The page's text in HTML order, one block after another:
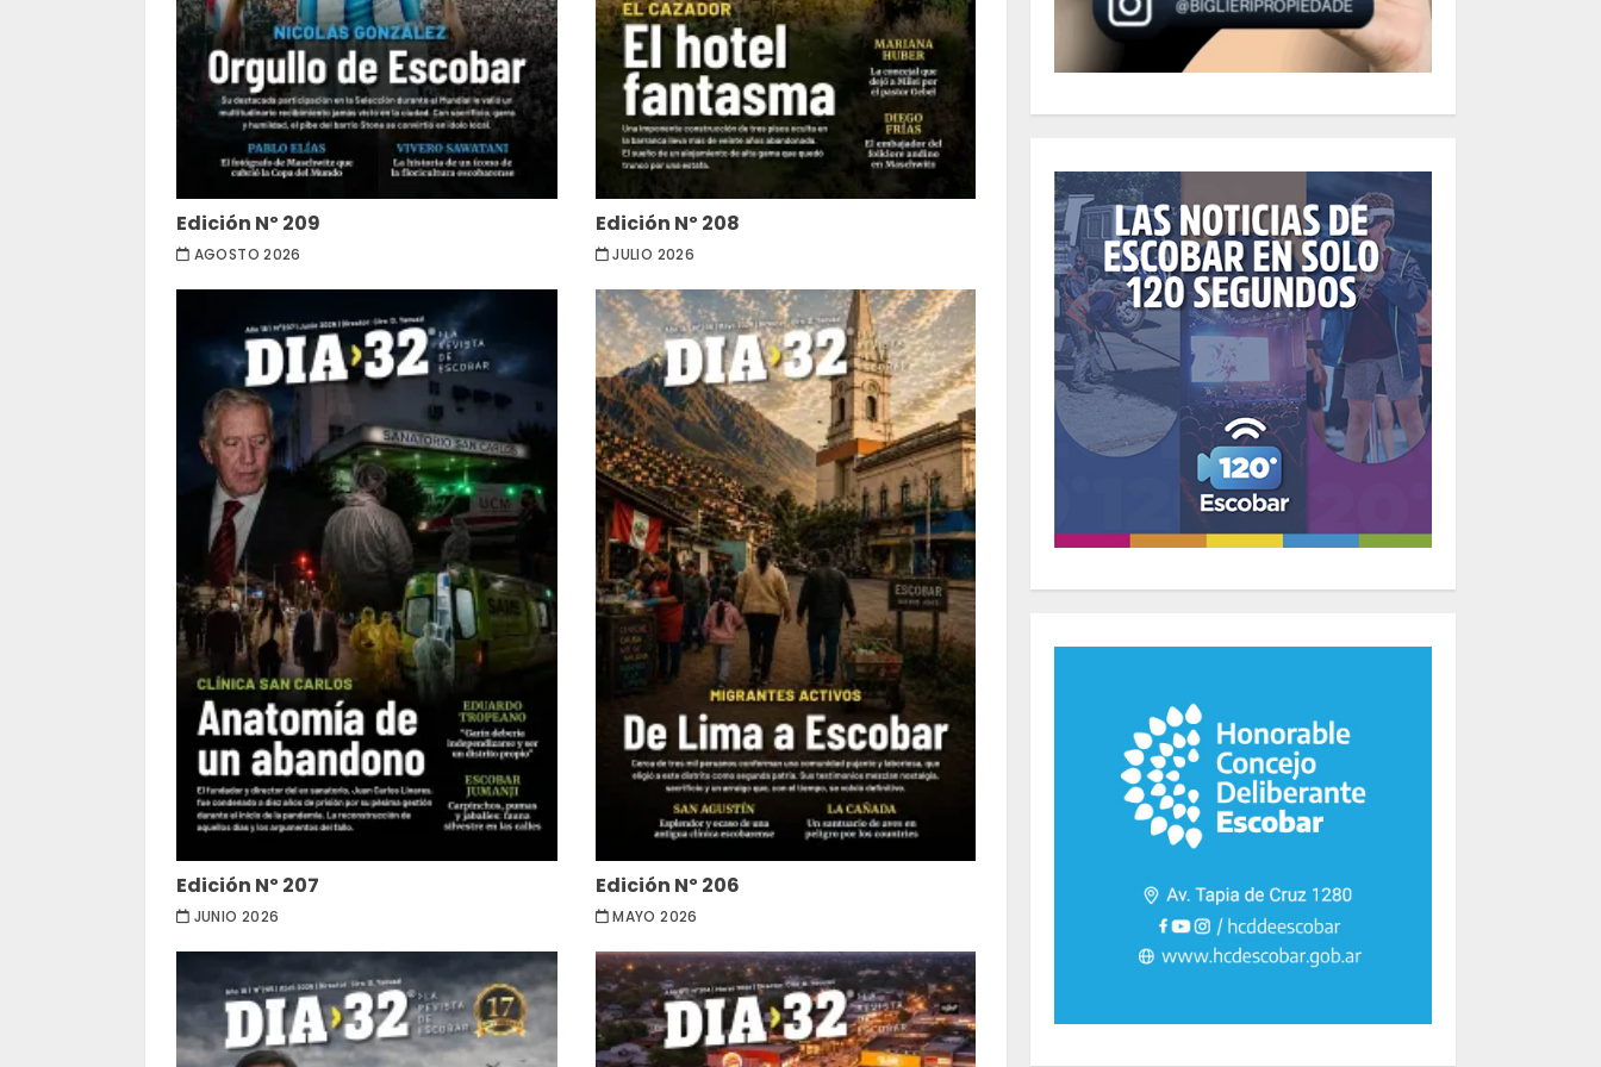
Edición Nº 209
AGOSTO 2026
Edición Nº 208
JULIO 2026
Edición Nº 207
JUNIO 2026
Edición Nº 206
MAYO 2026